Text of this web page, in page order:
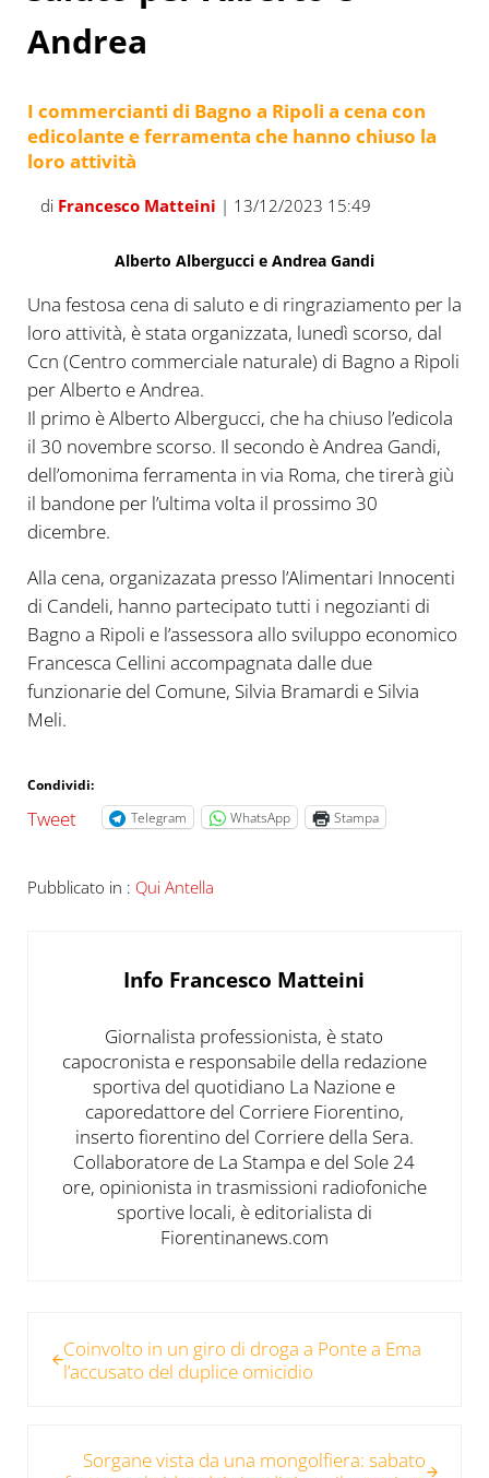
Andrea
I commercianti di Bagno a Ripoli a cena con
edicolante e ferramenta che hanno chiuso la
loro attività
di Francesco Matteini | 13/12/2023 15:49
Alberto Albergucci e Andrea Gandi
Una festosa cena di saluto e di ringraziamento per la
loro attività, è stata organizzata, lunedì scorso, dal
Ccn (Centro commerciale naturale) di Bagno a Ripoli
per Alberto e Andrea.
Il primo è Alberto Albergucci, che ha chiuso l’edicola
il 30 novembre scorso. Il secondo è Andrea Gandi,
dell’omonima ferramenta in via Roma, che tirerà giù
il bandone per l’ultima volta il prossimo 30
dicembre.
Alla cena, organizazata presso l’Alimentari Innocenti
di Candeli, hanno partecipato tutti i negozianti di
Bagno a Ripoli e l’assessora allo sviluppo economico
Francesca Cellini accompagnata dalle due
funzionarie del Comune, Silvia Bramardi e Silvia
Meli.
Condividi:
Tweet Telegram WhatsApp Stampa
Pubblicato in : Qui Antella
Info Francesco Matteini
Giornalista professionista, è stato
capocronista e responsabile della redazione
sportiva del quotidiano La Nazione e
caporedattore del Corriere Fiorentino,
inserto fiorentino del Corriere della Sera.
Collaboratore de La Stampa e del Sole 24
ore, opinionista in trasmissioni radiofoniche
sportive locali, è editorialista di
Fiorentinanews.com
Coinvolto in un giro di droga a Ponte a Ema
l’accusato del duplice omicidio
Sorgane vista da una mongolfiera: sabato